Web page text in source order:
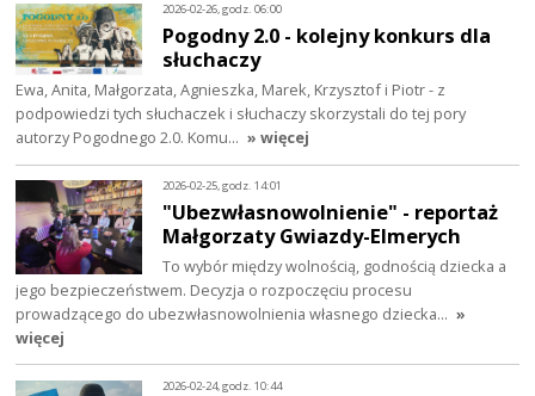
2026-02-26, godz. 06:00
Pogodny 2.0 - kolejny konkurs dla
słuchaczy
Ewa, Anita, Małgorzata, Agnieszka, Marek, Krzysztof i Piotr - z
podpowiedzi tych słuchaczek i słuchaczy skorzystali do tej pory
autorzy Pogodnego 2.0. Komu… » więcej
2026-02-25, godz. 14:01
"Ubezwłasnowolnienie" - reportaż
Małgorzaty Gwiazdy-Elmerych
To wybór między wolnością, godnością dziecka a
jego bezpieczeństwem. Decyzja o rozpoczęciu procesu
prowadzącego do ubezwłasnowolnienia własnego dziecka… »
więcej
2026-02-24, godz. 10:44